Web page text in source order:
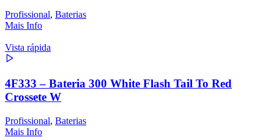
Profissional, Baterias
Mais Info
Vista rápida
4F333 – Bateria 300 White Flash Tail To Red
Crossete W
Profissional, Baterias
Mais Info